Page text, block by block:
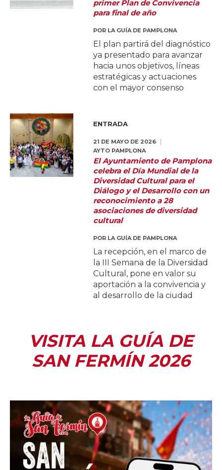
primer Plan de Convivencia
para final de año
POR LA GUÍA DE PAMPLONA
El plan partirá del diagnóstico
ya presentado para avanzar
hacia unos objetivos, líneas
estratégicas y actuaciones
con el mayor consenso
ENTRADA
21 DE MAYO DE 2026
AYTO PAMPLONA
El Ayuntamiento de Pamplona
celebra el Día Mundial de la
Diversidad Cultural para el
Diálogo y el Desarrollo con un
reconocimiento a 28
asociaciones de diversidad
cultural
POR LA GUÍA DE PAMPLONA
La recepción, en el marco de
la III Semana de la Diversidad
Cultural, pone en valor su
aportación a la convivencia y
al desarrollo de la ciudad
VISITA LA GUÍA DE
SAN FERMÍN 2026